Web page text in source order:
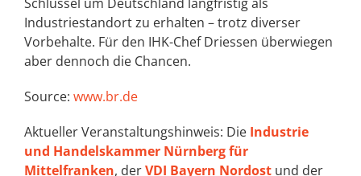
Industriestandort zu erhalten – trotz diverser
Vorbehalte. Für den IHK-Chef Driessen überwiegen
aber dennoch die Chancen.
Source: www.br.de
Aktueller Veranstaltungshinweis: Die Industrie
und Handelskammer Nürnberg für
Mittelfranken, derVDI Bayern Nordost und der